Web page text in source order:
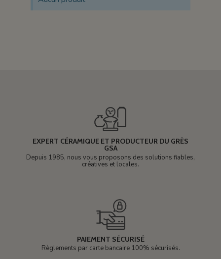
EXPERT CÉRAMIQUE ET PRODUCTEUR DU GRÈS
GSA
Depuis 1985, nous vous proposons des solutions fiables,
créatives et locales.
PAIEMENT SÉCURISÉ
Règlements par carte bancaire 100% sécurisés.